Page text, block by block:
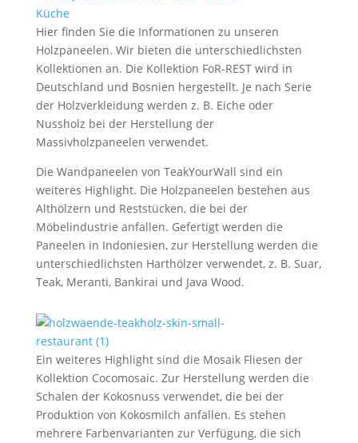
Hier finden Sie die Informationen zu unseren
Holzpaneelen. Wir bieten die unterschiedlichsten
Kollektionen an. Die Kollektion FoR-REST wird in
Deutschland und Bosnien hergestellt. Je nach Serie
der Holzverkleidung werden z. B. Eiche oder
Nussholz bei der Herstellung der
Massivholzpaneelen verwendet.
Die Wandpaneelen von TeakYourWall sind ein
weiteres Highlight. Die Holzpaneelen bestehen aus
Althölzern und Reststücken, die bei der
Möbelindustrie anfallen. Gefertigt werden die
Paneelen in Indoniesien, zur Herstellung werden die
unterschiedlichsten Harthölzer verwendet, z. B. Suar,
Teak, Meranti, Bankirai und Java Wood.
Ein weiteres Highlight sind die Mosaik Fliesen der
Kollektion Cocomosaic. Zur Herstellung werden die
Schalen der Kokosnuss verwendet, die bei der
Produktion von Kokosmilch anfallen. Es stehen
mehrere Farbenvarianten zur Verfügung, die sich